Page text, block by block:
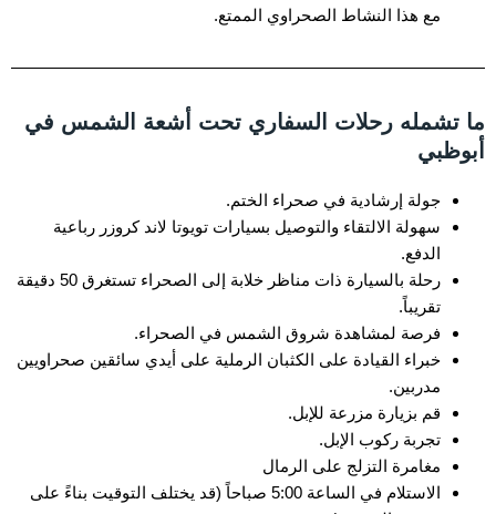
مع هذا النشاط الصحراوي الممتع.
ما تشمله رحلات السفاري تحت أشعة الشمس في
أبوظبي
جولة إرشادية في صحراء الختم.
سهولة الالتقاء والتوصيل بسيارات تويوتا لاند كروزر رباعية
الدفع.
رحلة بالسيارة ذات مناظر خلابة إلى الصحراء تستغرق 50 دقيقة
تقريباً.
فرصة لمشاهدة شروق الشمس في الصحراء.
خبراء القيادة على الكثبان الرملية على أيدي سائقين صحراويين
مدربين.
قم بزيارة مزرعة للإبل.
تجربة ركوب الإبل.
مغامرة التزلج على الرمال
الاستلام في الساعة 5:00 صباحاً (قد يختلف التوقيت بناءً على